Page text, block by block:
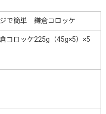
ジで簡単 鎌倉コロッケ
コロッケ225g（45g×5）×5